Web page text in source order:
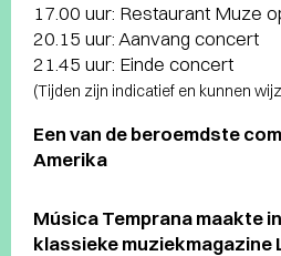
17.00 uur: Restaurant Muze
20.15 uur: Aanvang concert
21.45 uur: Einde concert
(Tijden zijn indicatief en kunnen
Een van de beroemdste
Amerika
Música Temprana maakte
klassieke muziekmagazine